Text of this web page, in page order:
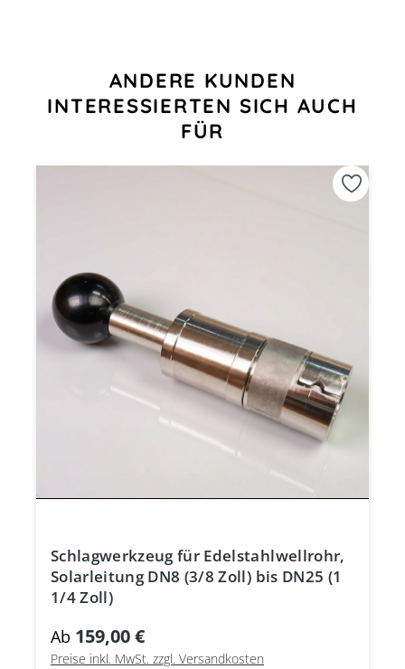
Produktgalerie überspringen
ANDERE KUNDEN
INTERESSIERTEN SICH AUCH
FÜR
Schlagwerkzeug für Edelstahlwellrohr,
Solarleitung DN8 (3/8 Zoll) bis DN25 (1
1/4 Zoll)
Ab 159,00 €
Preise inkl. MwSt. zzgl. Versandkosten